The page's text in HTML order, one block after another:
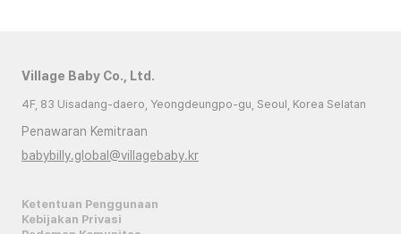
Village Baby Co., Ltd.
4F, 83 Uisadang-daero, Yeongdeungpo-gu, Seoul, Korea Selatan
Penawaran Kemitraan
babybilly.global@villagebaby.kr
Ketentuan Penggunaan
Kebijakan Privasi